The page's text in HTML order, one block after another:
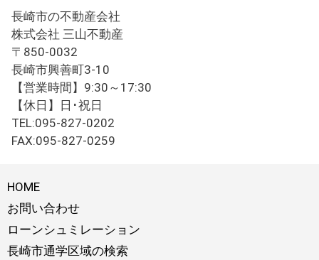
長崎市の不動産会社
株式会社 三山不動産
〒850-0032
長崎市興善町3-10
【営業時間】9:30～17:30
【休日】日･祝日
TEL:095-827-0202
FAX:095-827-0259
HOME
お問い合わせ
ローンシュミレーション
長崎市通学区域の検索